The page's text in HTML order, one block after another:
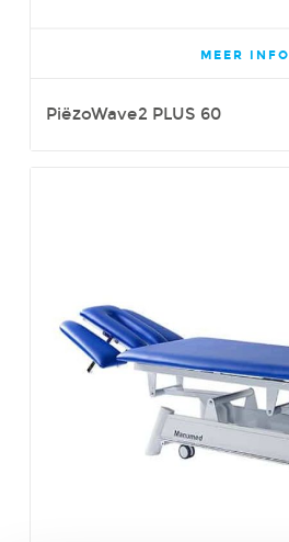
MEER INFO
PiëzoWave2 PLUS 60